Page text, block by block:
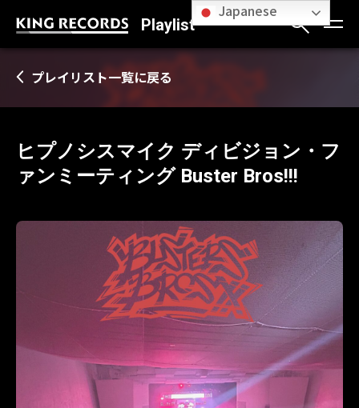
Playlist
プレイリスト一覧に戻る
ヒプノシスマイク ディビジョン・フ
ァンミーティング Buster Bros!!!
Japanese